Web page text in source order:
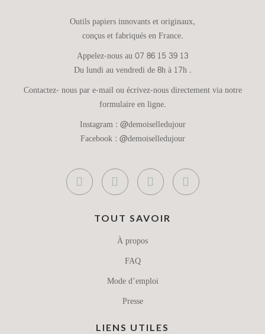
Outils papiers innovants et originaux,
conçus et fabriqués en France.
Appelez-nous au 07 86 15 39 13
Du lundi au vendredi de 8h à 17h .
Contactez- nous par e-mail ou écrivez-nous directement via notre
formulaire en ligne.
Instagram : @demoiselledujour
Facebook : @demoiselledujour
TOUT SAVOIR
À propos
FAQ
Mode d’emploi
Presse
LIENS UTILES